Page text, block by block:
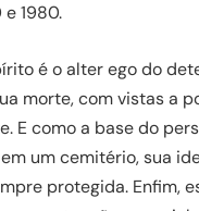
1980.
é o alter ego do
morte, com vistas a
E como a base do
um cemitério, sua
protegida. Enfim,